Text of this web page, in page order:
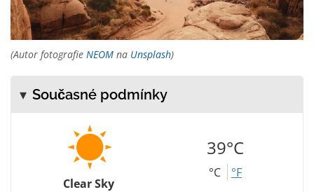
(Autor fotografie NEOM na Unsplash)
Současné podmínky
Clear Sky
39°C
°C °F